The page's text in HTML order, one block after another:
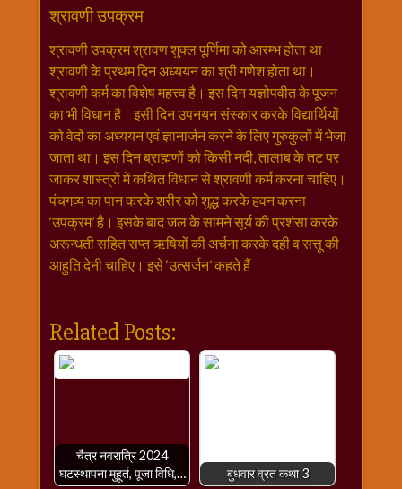
श्रावणी उपक्रम
श्रावणी उपक्रम श्रावण शुक्ल पूर्णिमा को आरम्भ होता था।
श्रावणी के प्रथम दिन अध्ययन का श्री गणेश होता था।
श्रावणी कर्म का विशेष महत्त्व है। इस दिन यज्ञोपवीत के पूजन
का भी विधान है। इसी दिन उपनयन संस्कार करके विद्यार्थियों
को वेदों का अध्ययन एवं ज्ञानार्जन करने के लिए गुरुकुलों में भेजा
जाता था। इस दिन ब्राह्मणों को किसी नदी, तालाब के तट पर
जाकर शास्त्रों में कथित विधान से श्रावणी कर्म करना चाहिए।
पंचगव्य का पान करके शरीर को शुद्ध करके हवन करना
‘उपक्रम’ है। इसके बाद जल के सामने सूर्य की प्रशंसा करके
अरून्धती सहित सप्त ऋषियों की अर्चना करके दही व सत्तू की
आहुति देनी चाहिए। इसे ‘उत्सर्जन’ कहते हैं
Related Posts:
चैत्र नवरात्रि 2024
घटस्थापना मुहूर्त, पूजा विधि,…
बुधवार व्रत कथा 3